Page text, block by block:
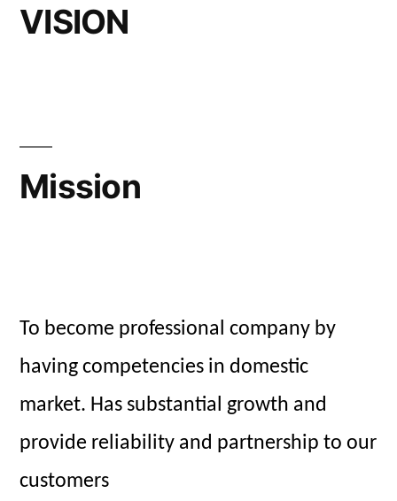
VISION
Mission
To become professional company by
having competencies in domestic
market. Has substantial growth and
provide reliability and partnership to our
customers